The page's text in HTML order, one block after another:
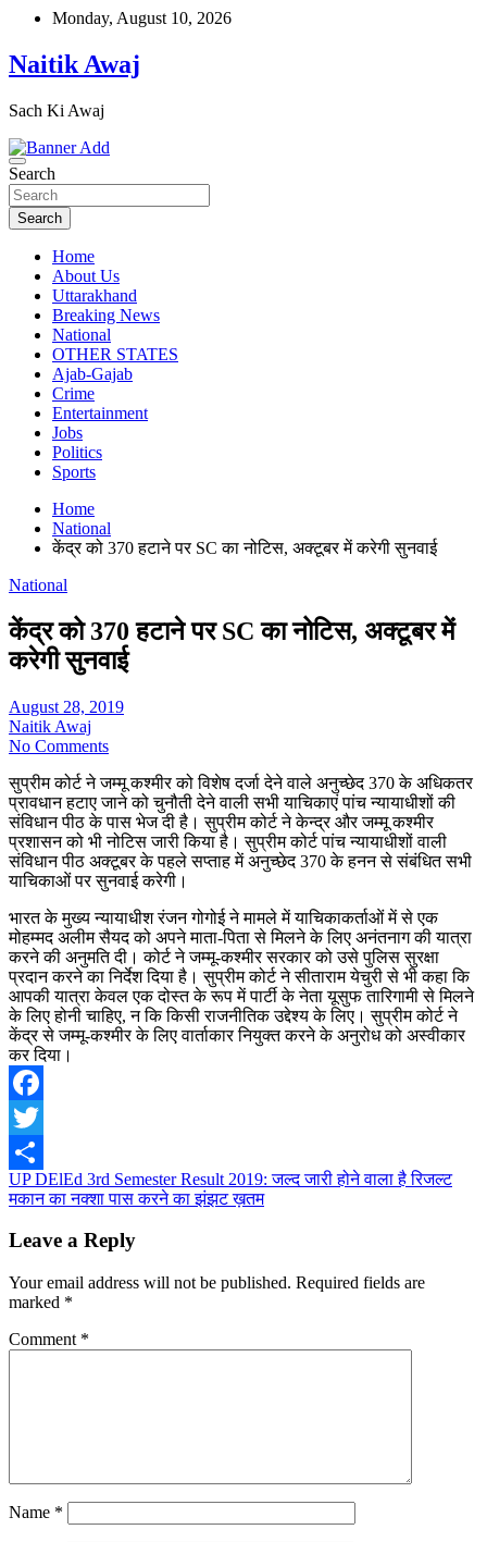
Skip
content
Monday, August 10, 2026
Naitik Awaj
Sach Ki Awaj
Search
Search
Home
About Us
Uttarakhand
Breaking News
National
OTHER STATES
Ajab-Gajab
Crime
Entertainment
Jobs
Politics
Sports
Home
National
केंद्र को 370 हटाने पर SC का नोटिस, अक्टूबर में करेगी सुनवाई
National
केंद्र को 370 हटाने पर SC का नोटिस, अक्टूबर में
करेगी सुनवाई
August 28, 2019
Naitik Awaj
No Comments
सुप्रीम कोर्ट ने जम्मू कश्मीर को विशेष दर्जा देने वाले अनुच्छेद 370 के अधिकतर
प्रावधान हटाए जाने को चुनौती देने वाली सभी याचिकाएं पांच न्यायाधीशों की
संविधान पीठ के पास भेज दी है। सुप्रीम कोर्ट ने केन्द्र और जम्मू कश्मीर
प्रशासन को भी नोटिस जारी किया है। सुप्रीम कोर्ट पांच न्यायाधीशों वाली
संविधान पीठ अक्टूबर के पहले सप्ताह में अनुच्छेद 370 के हनन से संबंधित सभी
याचिकाओं पर सुनवाई करेगी।
भारत के मुख्य न्यायाधीश रंजन गोगोई ने मामले में याचिकाकर्ताओं में से एक
मोहम्मद अलीम सैयद को अपने माता-पिता से मिलने के लिए अनंतनाग की यात्रा
करने की अनुमति दी। कोर्ट ने जम्मू-कश्मीर सरकार को उसे पुलिस सुरक्षा
प्रदान करने का निर्देश दिया है। सुप्रीम कोर्ट ने सीताराम येचुरी से भी कहा कि
आपकी यात्रा केवल एक दोस्त के रूप में पार्टी के नेता यूसुफ तारिगामी से मिलने
के लिए होनी चाहिए, न कि किसी राजनीतिक उद्देश्य के लिए। सुप्रीम कोर्ट ने
केंद्र से जम्मू-कश्मीर के लिए वार्ताकार नियुक्त करने के अनुरोध को अस्वीकार
कर दिया।
Facebook
Twitter
Share
Post
navigation
UP DElEd 3rd Semester Result 2019: जल्द जारी होने वाला है रिजल्ट
मकान का नक्शा पास करने का झंझट ख़तम
Leave a Reply
Your email address will not be published. Required fields are
marked *
Comment *
Name *